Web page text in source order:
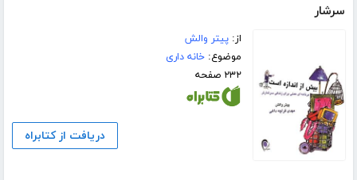
سرشار
از:پیتر والش
موضوع:خانه داری
۲۳۲ صفحه
دریافت از کتابراه